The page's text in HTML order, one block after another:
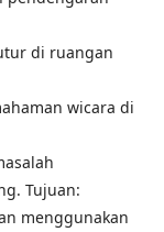
di ruangan
wicara di
Tujuan:
menggunakan